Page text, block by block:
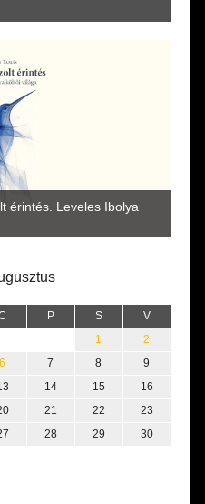
érintés. Leveles Ibolya
P S V
1
2
6 7 8
9
14 15
16
21 22
23
28 29
30